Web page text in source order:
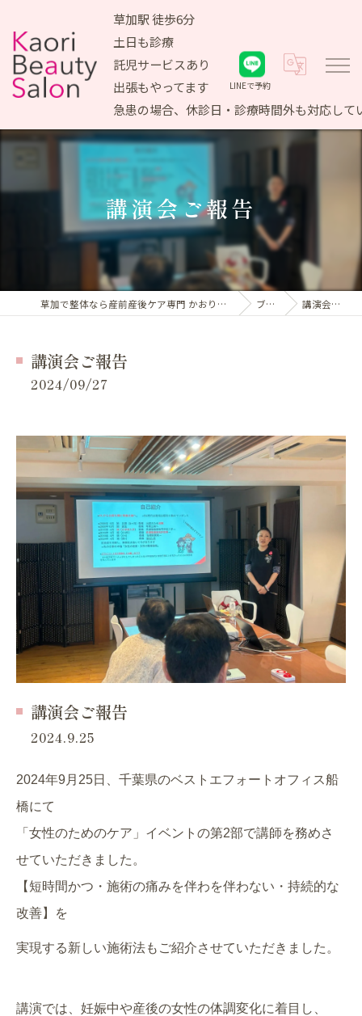
草加駅 徒歩6分
土日も診療
託児サービスあり
出張もやってます
急患の場合、休診日・診療時間外も対応して
LINEで予約
講演会ご報告
草加で整体なら産前産後ケア専門 かおりビューティサロン ブログ 講演会ご報告
講演会ご報告
2024/09/27
講演会ご報告
2024.9.25
2024年9月25日、千葉県のベストエフォートオフィス船
橋にて
「女性のためのケア」イベントの第2部で講師を務めさ
せていただきました。
【短時間かつ・施術の痛みを伴わを伴わない・持続的な
改善】を
実現する新しい施術法もご紹介させていただきました。
講演では、妊娠中や産後の女性の体調変化に着目し、